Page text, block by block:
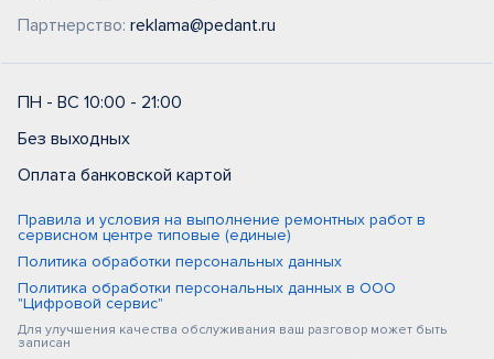
Партнерство: reklama@pedant.ru
ПН - ВС 10:00 - 21:00
Без выходных
Оплата банковской картой
Правила и условия на выполнение ремонтных работ в
сервисном центре типовые (единые)
Политика обработки персональных данных
Политика обработки персональных данных в ООО
"Цифровой сервис"
Для улучшения качества обслуживания ваш разговор может быть
записан